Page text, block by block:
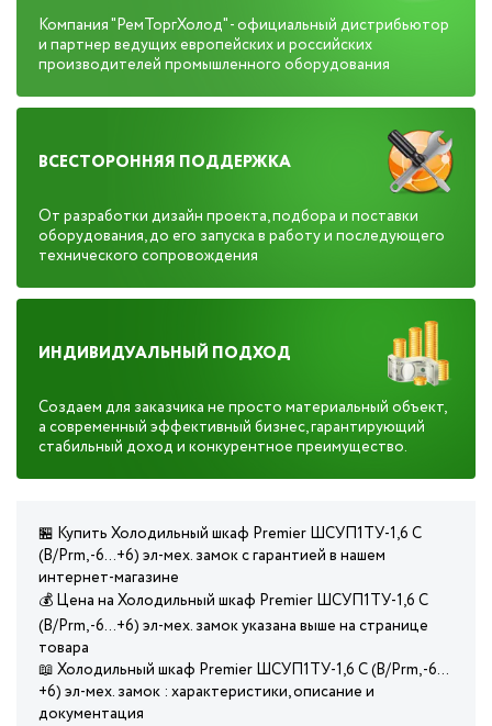
Компания "РемТоргХолод" - официальный дистрибьютор
и партнер ведущих европейских и российских
производителей промышленного оборудования
ВСЕСТОРОННЯЯ ПОДДЕРЖКА
От разработки дизайн проекта, подбора и поставки
оборудования, до его запуска в работу и последующего
технического сопровождения
ИНДИВИДУАЛЬНЫЙ ПОДХОД
Создаем для заказчика не просто материальный объект,
а современный эффективный бизнес, гарантирующий
стабильный доход и конкурентное преимущество.
🏪 Купить Холодильный шкаф Premier ШСУП1ТУ-1,6 С
(В/Prm, -6…+6) эл-мех. замок с гарантией в нашем
интернет-магазине
💰 Цена на Холодильный шкаф Premier ШСУП1ТУ-1,6 С
(В/Prm, -6…+6) эл-мех. замок указана выше на странице
товара
📖 Холодильный шкаф Premier ШСУП1ТУ-1,6 С (В/Prm, -6…
+6) эл-мех. замок : характеристики, описание и
документация